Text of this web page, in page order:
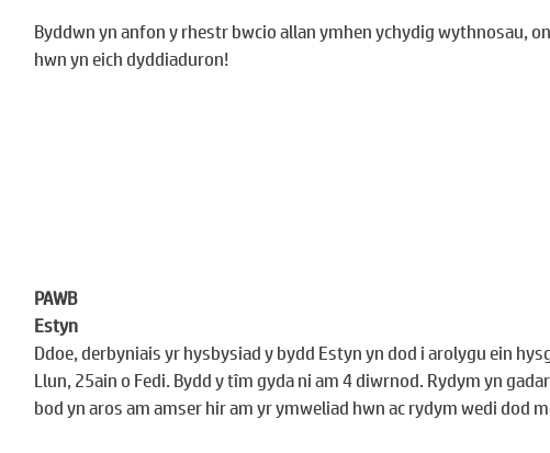
Byddwn yn anfon y rhestr bwcio allan ymhen ychydig wythnosau,
hwn yn eich dyddiaduron!
PAWB
Estyn
Ddoe, derbyniais yr hysbysiad y bydd Estyn yn dod i arolygu ein
Llun, 25ain o Fedi. Bydd y tîm gyda ni am 4 diwrnod. Rydym yn
bod yn aros am amser hir am yr ymweliad hwn ac rydym wedi dod